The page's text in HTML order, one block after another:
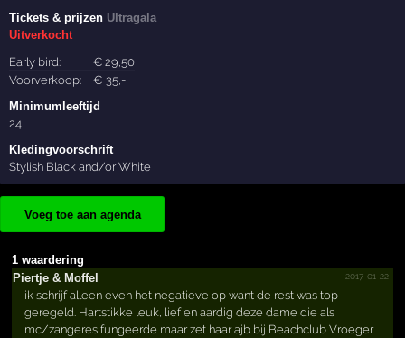
Tickets & prijzen Ultragala
Uitverkocht
Early bird:
€29 ,50
Voorverkoop:
€ 35 ,-
Minimumleeftijd
24
Kledingvoorschrift
Stylish Black and/or White
Voeg toe aan agenda
1 waardering
Piertje &­ Moffel
2017-01-22
ik schrijf alleen even het negatieve op want de rest was top
geregeld. Hartstikke leuk, lief en aardig deze dame die als
mc/zangeres fungeerde maar zet haar ajb bij Beachclub Vroeger